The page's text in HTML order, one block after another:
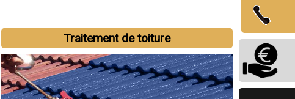
Traitement de toiture